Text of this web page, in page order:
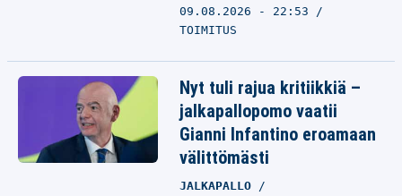
09.08.2026 - 22:53
TOIMITUS
Nyt tuli rajua kritiikkiä –
jalkapallopomo vaatii
Gianni Infantino eroamaan
välittömästi
JALKAPALLO